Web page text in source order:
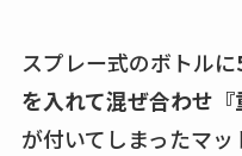
スプレー式のボトルに
を入れて混ぜ合わせ『
が付いてしまったマ